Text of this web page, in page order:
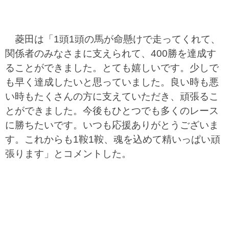
菱田は「1頭1頭の馬が命懸けで走ってくれて、
関係者のみなさまに支えられて、400勝を達成す
ることができました。とても嬉しいです。少しで
も早く達成したいと思っていました。良い時も悪
い時もたくさんの方に支えていただき、頑張るこ
とができました。今後もひとつでも多くのレース
に勝ちたいです。いつも応援ありがとうございま
す。これからも1鞍1鞍、魂を込めて精いっぱい頑
張ります」とコメントした。